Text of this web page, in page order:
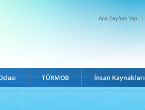
Ana Sayfam Yap |
TÜRMOB İnsan Kaynakları